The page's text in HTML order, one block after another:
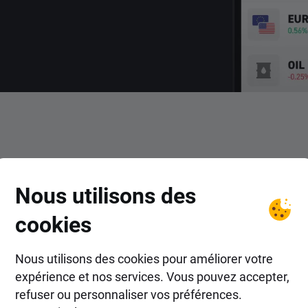
trader le CFD STC avec
Nous utilisons des
cookies
Nous utilisons des cookies pour améliorer votre
expérience et nos services. Vous pouvez accepter,
refuser ou personnaliser vos préférences.